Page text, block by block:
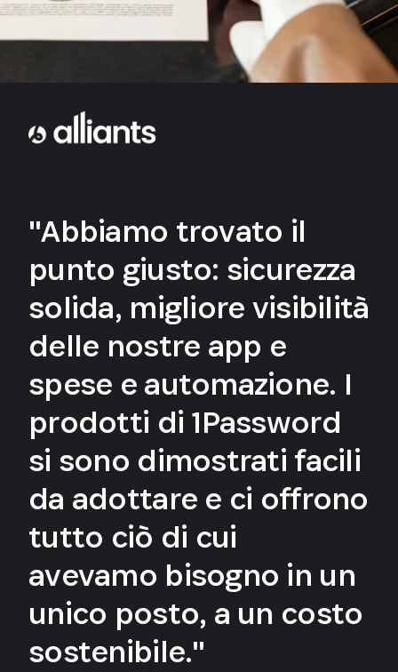
"Abbiamo trovato il
punto giusto: sicurezza
solida, migliore visibilità
delle nostre app e
spese e automazione. I
prodotti di 1Password
si sono dimostrati facili
da adottare e ci offrono
tutto ciò di cui
avevamo bisogno in un
unico posto, a un costo
sostenibile."